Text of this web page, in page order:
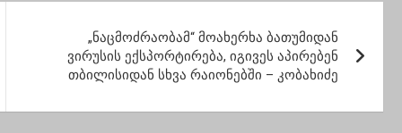
„ნაცმოძრაობამ“ მოახერხა ბათუმიდან
ვირუსის ექსპორტირება, იგივეს აპირებენ
თბილისიდან სხვა რაიონებში – კობახიძე